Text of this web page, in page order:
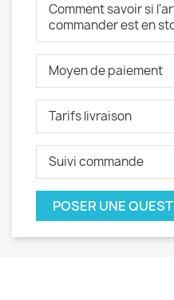
Comment savoir si
commander est en
Moyen de paiement
Tarifs livraison
Suivi commande
POSER UNE